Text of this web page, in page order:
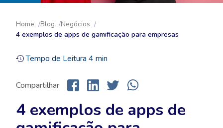
Home Blog
Negócios
4 exemplos de apps de gamificação para empresas
Tempo de Leitura 4 min
Compartilhar
4 exemplos de apps de